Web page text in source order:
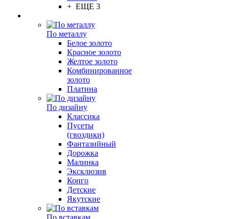
+ ЕЩЕ 3
По металлу
Белое золото
Красное золото
Желтое золото
Комбинированное
золото
Платина
По дизайну
Классика
Пусеты
(гвоздики)
Фантазийный
Дорожка
Малинка
Эксклюзив
Конго
Детские
Якутские
По вставкам